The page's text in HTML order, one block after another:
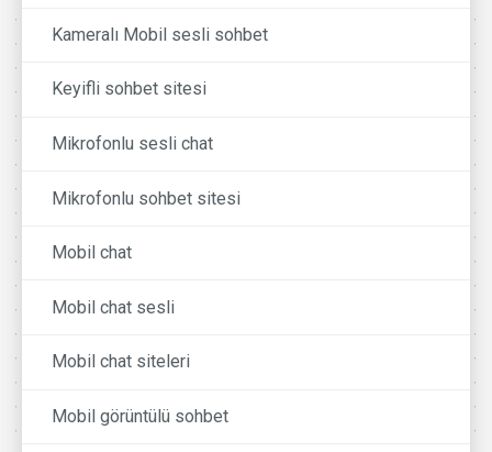
Kameralı Mobil sesli sohbet
Keyifli sohbet sitesi
Mikrofonlu sesli chat
Mikrofonlu sohbet sitesi
Mobil chat
Mobil chat sesli
Mobil chat siteleri
Mobil görüntülü sohbet